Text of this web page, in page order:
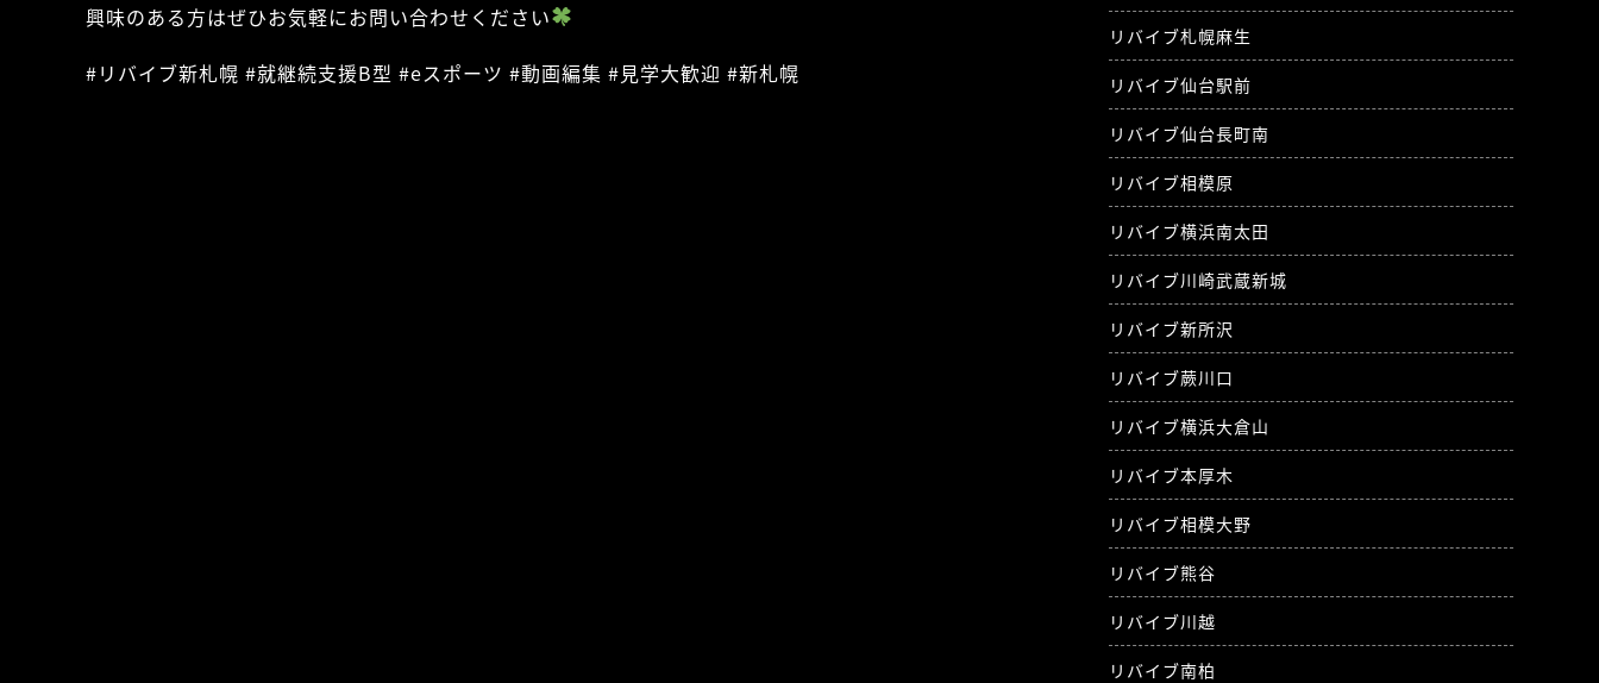
興味のある方はぜひお気軽にお問い合わせください
#リバイブ新札幌 #就継続支援B型 #eスポーツ #動画編集 #見学大歓迎 #新札幌
リバイブ札幌麻生
リバイブ仙台駅前
リバイブ仙台長町南
リバイブ相模原
リバイブ横浜南太田
リバイブ川崎武蔵新城
リバイブ新所沢
リバイブ蕨川口
リバイブ横浜大倉山
リバイブ本厚木
リバイブ相模大野
リバイブ熊谷
リバイブ川越
リバイブ南柏